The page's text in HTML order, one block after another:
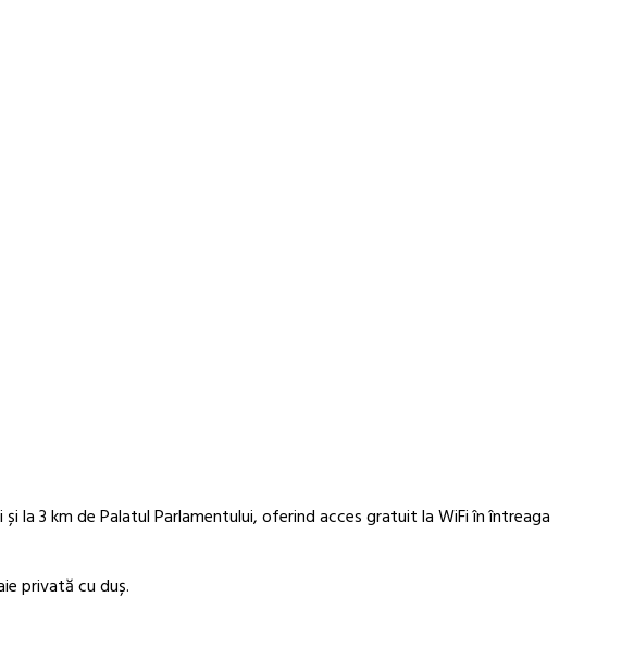
la 3 km de Palatul Parlamentului, oferind acces gratuit la WiFi în întreaga
privată cu duș.